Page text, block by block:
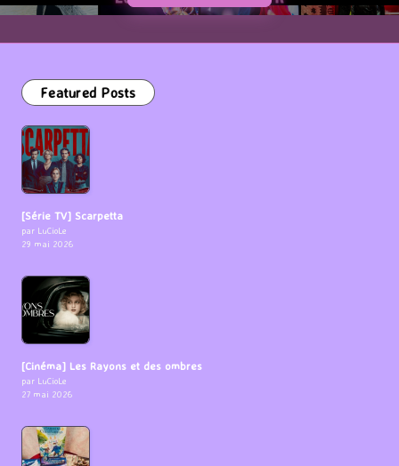
Featured Posts
[Série TV] Scarpetta
par LuCioLe
29 mai 2026
[Cinéma] Les Rayons et des ombres
par LuCioLe
27 mai 2026